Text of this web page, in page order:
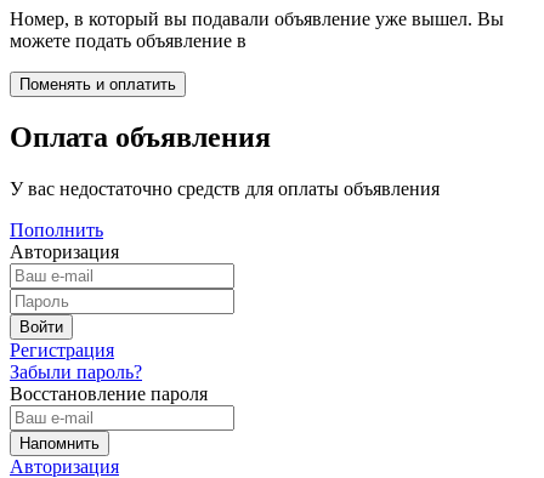
Номер, в который вы подавали объявление уже вышел. Вы
можете подать объявление в
Оплата объявления
У вас недостаточно средств для оплаты объявления
Пополнить
Авторизация
Регистрация
Забыли пароль?
Восстановление пароля
Авторизация